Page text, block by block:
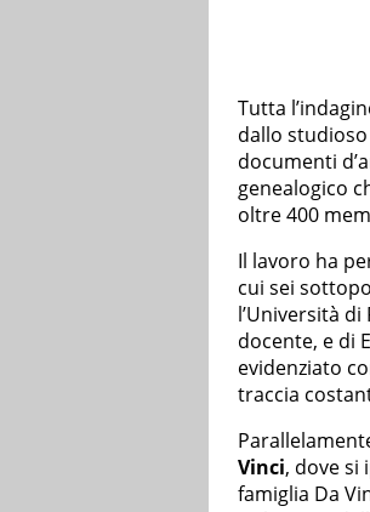
Tutta
dallo
documenti
genealogico
oltre 400
Il lavoro ha
cui sei
l’Università
docente, e di
evidenziato
traccia
Vinci, dove si
famiglia Da